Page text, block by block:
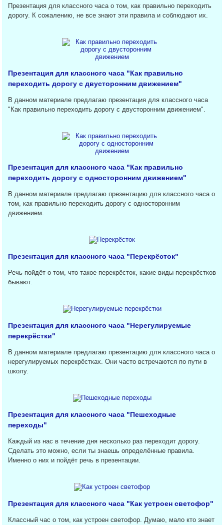
Презентация для классного часа о том, как правильно переходить
дорогу. К сожалению, не все знают эти правила и соблюдают их.
Презентация для классного часа "Как правильно
переходить дорогу с двусторонним движением"
В данном материале предлагаю презентация для классного часа
"Как правильно переходить дорогу с двусторонним движением".
Презентация для классного часа "Как правильно
переходить дорогу с односторонним движением"
В данном материале предлагаю презентацию для классного часа о
том, как правильно переходить дорогу с односторонним
движением.
Презентация для классного часа "Перекрёсток"
Речь пойдёт о том, что такое перекрёсток, какие виды перекрёстков
бывают.
Презентация для классного часа "Нерегулируемые
перекрёстки"
В данном материале предлагаю презентацию для классного часа о
нерегулируемых перекрёстках. Они часто встречаются по пути в
школу.
Презентация для классного часа "Пешеходные
переходы"
Каждый из нас в течение дня несколько раз переходит дорогу.
Сделать это можно, если ты знаешь определённые правила.
Именно о них и пойдёт речь в презентации.
Презентация для классного часа "Как устроен светофор"
Классный час о том, как устроен светофор. Думаю, мало кто знает